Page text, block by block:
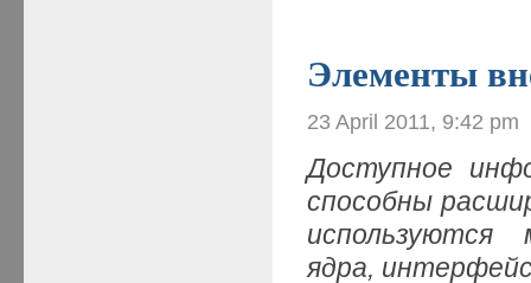
Элементы
23 April 2011, 9:42 pm
Доступное
способны
используются
ядра,